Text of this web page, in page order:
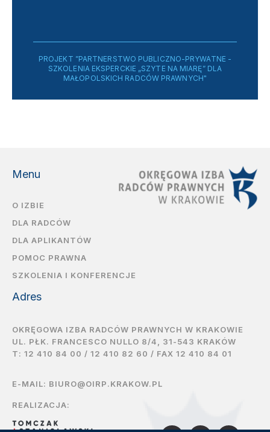
PROJEKT ”PARTNERSTWO PUBLICZNO-PRYWATNE -
SZKOLENIA EKSPERCKIE „SZYTE NA MIARĘ” DLA
MAŁOPOLSKICH RADCÓW PRAWNYCH"
Menu
O IZBIE
DLA RADCÓW
DLA APLIKANTÓW
POMOC PRAWNA
SZKOLENIA I KONFERENCJE
Adres
OKRĘGOWA IZBA RADCÓW PRAWNYCH W KRAKOWIE
UL. PŁK. FRANCESCO NULLO 8/4, 31-543 KRAKÓW
T: 12 410 84 00 / 12 410 82 60 / FAX 12 410 84 01
E-MAIL: BIURO@OIRP.KRAKOW.PL
REALIZACJA: